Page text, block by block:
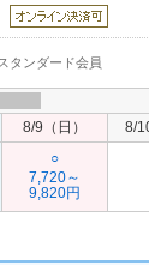
スタンダード会員
8/9（日） 8/
○
7,720～
9,820円